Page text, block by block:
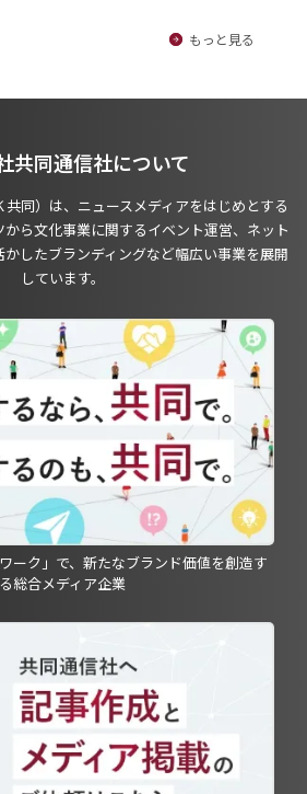
もっと見る
共同通信社について
同）は、ニュースメディアをはじめとする
ら文化事業に関するイベント運営、ネット
したブランディングなど幅広い事業を展開
しています。
ーク」で、新たなブランド価値を創造す
る総合メディア企業